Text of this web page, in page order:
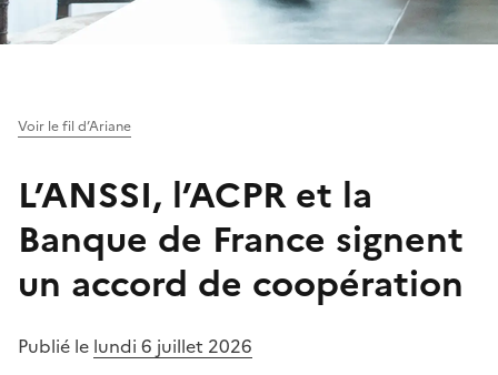
Voir le fil d’Ariane
L’ANSSI, l’ACPR et la
Banque de France signent
un accord de coopération
Publié le lundi 6 juillet 2026